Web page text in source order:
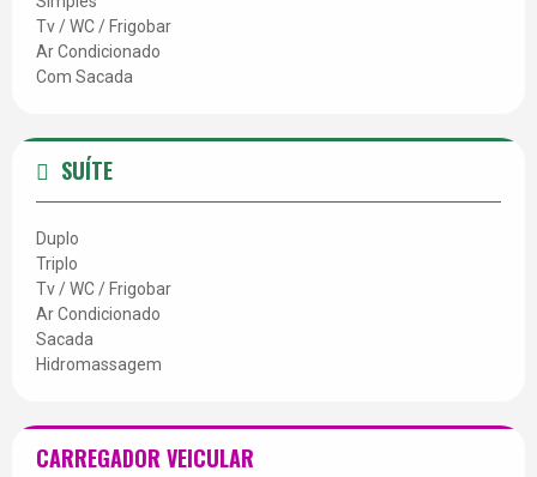
Tv / WC / Frigobar
Ar Condicionado
Com Sacada
SUÍTE
Duplo
Triplo
Tv / WC / Frigobar
Ar Condicionado
Sacada
Hidromassagem
CARREGADOR VEICULAR